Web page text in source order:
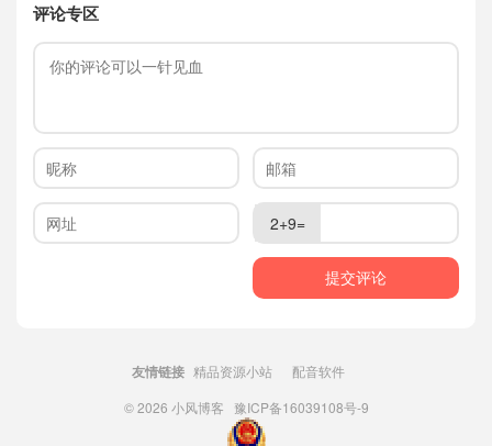
评论专区
2+9=
友情链接 精品资源小站
配音软件
© 2026 小风博客 豫ICP备16039108号-9